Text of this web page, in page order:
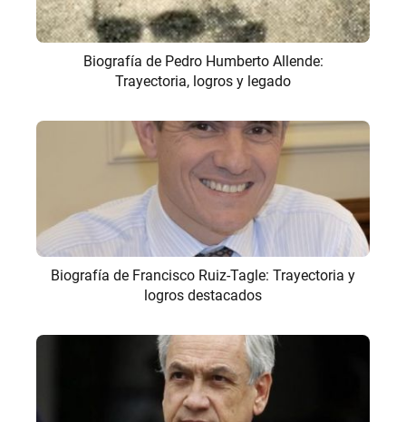
Biografía de Pedro Humberto Allende:
Trayectoria, logros y legado
Biografía de Francisco Ruiz-Tagle: Trayectoria y
logros destacados